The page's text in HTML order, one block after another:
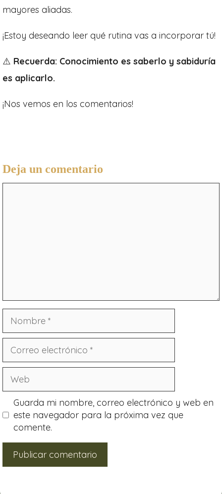
mayores aliadas.
¡Estoy deseando leer qué rutina vas a incorporar tú!
⚠️ Recuerda: Conocimiento es saberlo y sabiduría
es aplicarlo.
¡Nos vemos en los comentarios!
Deja un comentario
Guarda mi nombre, correo electrónico y web en
este navegador para la próxima vez que
comente.